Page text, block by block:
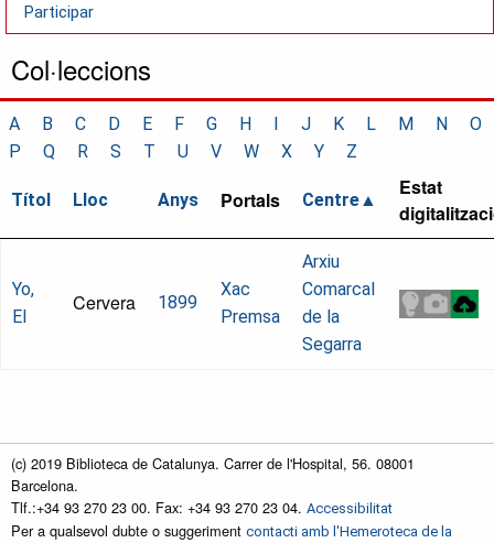
Participar
Col·leccions
A B C D E F G H I J K L M N
O
P
Q R S T U V W X Y Z
Títol Lloc Anys Portals Centre
Estat
Yo,
El
Cervera 1899
Xac
Premsa
Arxiu
Comarcal
de la
Segarra
(c) 2019 Biblioteca de Catalunya. Carrer de l'Hospital, 56. 08001
Barcelona.
Tlf.:+34 93 270 23 00. Fax: +34 93 270 23 04. Accessibilitat
Per a qualsevol dubte o suggeriment contacti amb l'Hemeroteca de la